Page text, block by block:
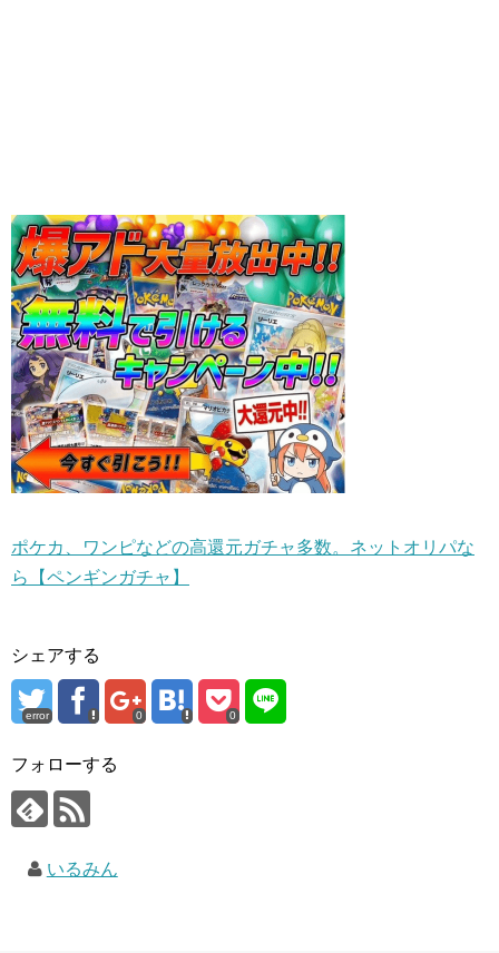
ポケカ、ワンピなどの高還元ガチャ多数。ネットオリパな
ら【ペンギンガチャ】
シェアする
error 0 0
フォローする
いるみん